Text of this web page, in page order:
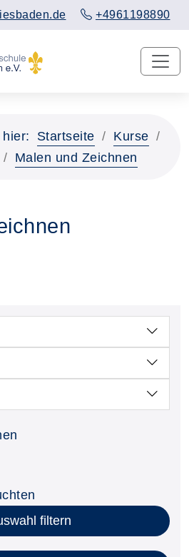
+4961198890
Startseite
Kurse
Malen und Zeichnen
filtern